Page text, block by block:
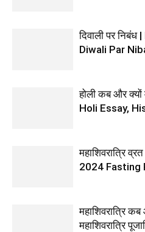
दिवाली पर
Diwali Par
होली कब और क्यों
Holi Essay,
महाशिवरात्रि
2024 Fasting
महाशिवरात्रि
महाशिवरात्रि